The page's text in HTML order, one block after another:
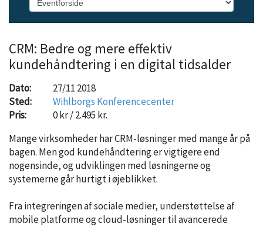
CRM: Bedre og mere effektiv
kundehåndtering i en digital tidsalder
Dato:
27/11 2018
Sted:
Wihlborgs Konferencecenter
Pris:
0 kr / 2.495 kr.
Mange virksomheder har CRM-løsninger med mange år på
bagen. Men god kundehåndtering er vigtigere end
nogensinde, og udviklingen med løsningerne og
systemerne går hurtigt i øjeblikket.
Fra integreringen af sociale medier, understøttelse af
mobile platforme og cloud-løsninger til avancerede